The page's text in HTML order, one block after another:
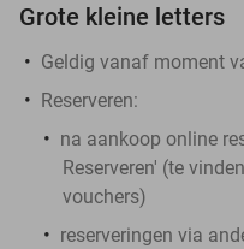
Grote kleine letters
Geldig vanaf moment
Reserveren:
na aankoop online
Reserveren' (te
vouchers)
reserveringen via